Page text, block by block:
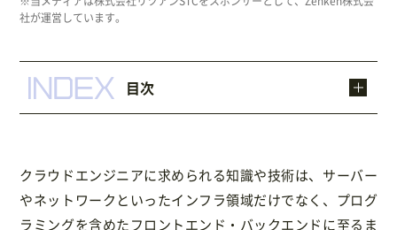
社が運営しています。
目次
クラウドエンジニアに求められる知識や技術は、サーバー
やネットワークといったインフラ領域だけでなく、プログ
ラミングを含めたフロントエンド・バックエンドに至るま